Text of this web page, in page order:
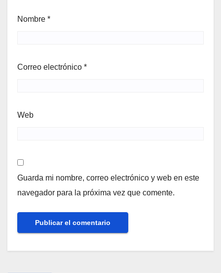
Nombre *
Correo electrónico *
Web
Guarda mi nombre, correo electrónico y web en este
navegador para la próxima vez que comente.